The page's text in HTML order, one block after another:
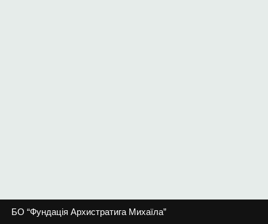
БО “Фундація Архистратига Михаїла”